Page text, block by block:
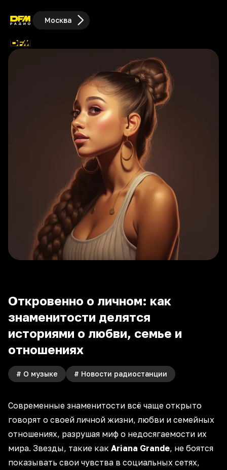
Москва
Откровенно о личном: как
знаменитости делятся
историями о любви, семье и
отношениях
# О музыке # Новости радиостанции
Современные знаменитости всё чаще открыто
говорят о своей личной жизни, любви и семейных
отношениях, разрушая миф о недосягаемости их
мира. Звезды, такие как Ariana Grande, не боятся
показывать свои чувства в социальных сетях,